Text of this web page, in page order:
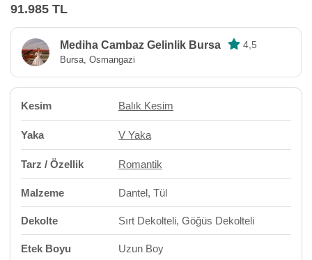
91.985 TL
Mediha Cambaz Gelinlik Bursa 4,5
Bursa, Osmangazi
Kesim Balık Kesim
Yaka V Yaka
Tarz / Özellik Romantik
Malzeme Dantel, Tül
Dekolte Sırt Dekolteli, Göğüs Dekolteli
Etek Boyu Uzun Boy